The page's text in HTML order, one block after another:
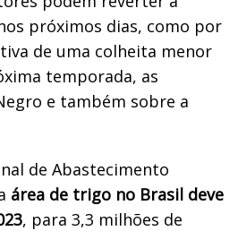
próximos dias, como por
de uma colheita menor
temporada, as
e também sobre a
de Abastecimento
área de trigo no Brasil deve
, para 3,3 milhões de